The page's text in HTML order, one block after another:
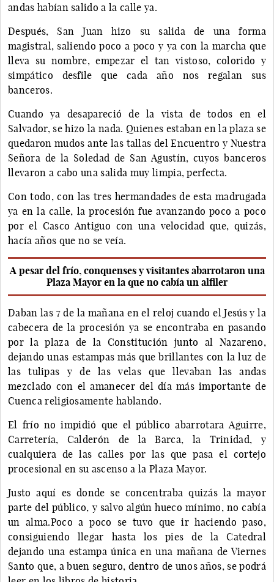
andas habían salido a la calle ya.
Después, San Juan hizo su salida de una forma
magistral, saliendo poco a poco y ya con la marcha que
lleva su nombre, empezar el tan vistoso, colorido y
simpático desfile que cada año nos regalan sus
banceros.
Cuando ya desapareció de la vista de todos en el
Salvador, se hizo la nada. Quienes estaban en la plaza se
quedaron mudos ante las tallas del Encuentro y Nuestra
Señora de la Soledad de San Agustín, cuyos banceros
llevaron a cabo una salida muy limpia, perfecta.
Con todo, con las tres hermandades de esta madrugada
ya en la calle, la procesión fue avanzando poco a poco
por el Casco Antiguo con una velocidad que, quizás,
hacía años que no se veía.
A pesar del frío, conquenses y visitantes abarrotaron una
Plaza Mayor en la que no cabía un alfiler
Daban las 7 de la mañana en el reloj cuando el Jesús y la
cabecera de la procesión ya se encontraba en pasando
por la plaza de la Constitución junto al Nazareno,
dejando unas estampas más que brillantes con la luz de
las tulipas y de las velas que llevaban las andas
mezclado con el amanecer del día más importante de
Cuenca religiosamente hablando.
El frío no impidió que el público abarrotara Aguirre,
Carretería, Calderón de la Barca, la Trinidad, y
cualquiera de las calles por las que pasa el cortejo
procesional en su ascenso a la Plaza Mayor.
Justo aquí es donde se concentraba quizás la mayor
parte del público, y salvo algún hueco mínimo, no cabía
un alma.Poco a poco se tuvo que ir haciendo paso,
consiguiendo llegar hasta los pies de la Catedral
dejando una estampa única en una mañana de Viernes
Santo que, a buen seguro, dentro de unos años, se podrá